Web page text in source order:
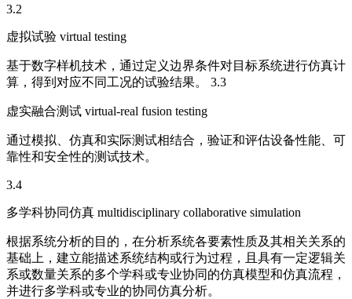
3.2
虚拟试验 virtual testing
基于数字样机技术，通过定义边界条件对目标系统进行仿真计
算，得到对应不同工况的试验结果。 3.3
虚实融合测试 virtual-real fusion testing
通过模拟、仿真和实际测试相结合，验证和评估设备性能、可
靠性和安全性的测试技术。
3.4
多学科协同仿真 multidisciplinary collaborative simulation
根据系统分析的目的，在分析系统各要素性质及其相关关系的
基础上，建立能描述系统结构或行为过程，且具有一定逻辑关
系或数量关系的多个学科或专业协同的仿真模型和仿真流程，
并进行多学科或专业的协同仿真分析。